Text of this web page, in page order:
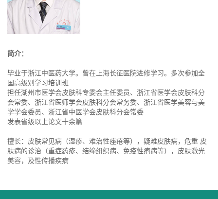
简介：
毕业于浙江中医药大学。曾在上海长征医院进修学习。多次参加全
国高级别学习培训班
担任湖州市医学会皮肤科专委会主任委员、浙江省医学会皮肤科分
会常委、浙江省医师学会皮肤科分会常务委、浙江省医学美容与美
学学会委员、浙江省中医学会皮肤科分会常委
发表省级以上论文十余篇
擅长：皮肤常见病（湿疹、难治性痤疮等），疑难皮肤病，危重 皮
肤病的诊治（重症药疹、结缔组织病、免疫性疱病等），皮肤激光
美容，及性传播疾病